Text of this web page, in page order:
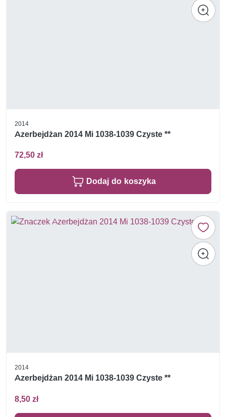
2014
Azerbejdżan 2014 Mi 1038-1039 Czyste **
72,50 zł
Dodaj do koszyka
2014
Azerbejdżan 2014 Mi 1038-1039 Czyste **
8,50 zł